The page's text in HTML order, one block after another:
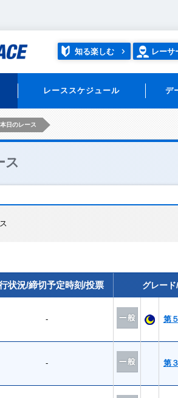
知る楽しむ レーサ
レーススケジュール デ
本日のレース
ス
状況/締切予定時刻/投票 グレー
- 第
- 第